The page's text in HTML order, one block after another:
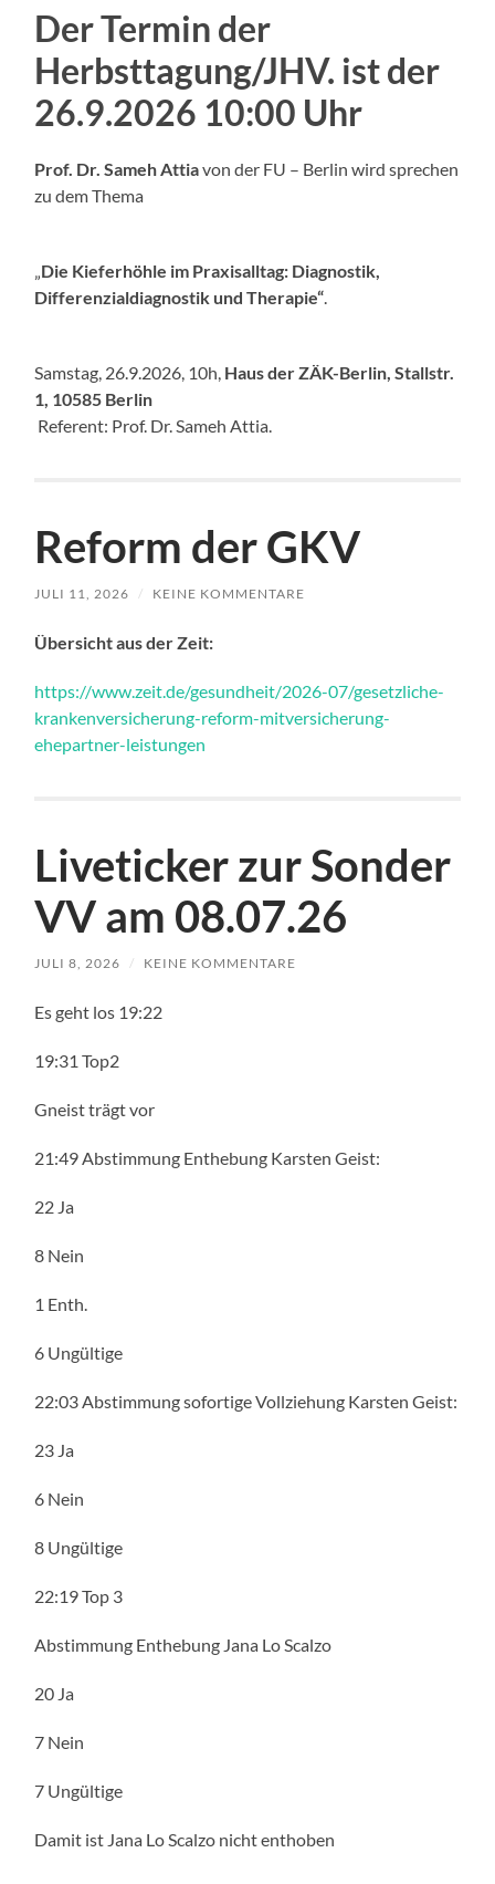
Der Termin der
Herbsttagung/JHV. ist der
26.9.2026 10:00 Uhr
Prof. Dr. Sameh Attiavon der FU – Berlin wird sprechen
zu dem Thema
Die Kieferhöhle im Praxisalltag: Diagnostik,
Differenzialdiagnostik und Therapie“
Samstag, 26.9.2026, 10h, Haus der ZÄK-Berlin, Stallstr.
1, 10585 Berlin
Referent: Prof. Dr. Sameh Attia.
Reform der GKV
JULI 11, 2026 / KEINE KOMMENTARE
Übersicht aus der Zeit:
https://www.zeit.de/gesundheit/2026-07/gesetzliche-
krankenversicherung-reform-mitversicherung-
ehepartner-leistungen
Liveticker zur Sonder
VV am 08.07.26
JULI 8, 2026 / KEINE KOMMENTARE
Es geht los 19:22
19:31 Top2
Gneist trägt vor
21:49 Abstimmung Enthebung Karsten Geist:
22 Ja
8 Nein
1 Enth.
6 Ungültige
22:03 Abstimmung sofortige Vollziehung Karsten Geist:
23 Ja
6 Nein
8 Ungültige
22:19 Top 3
Abstimmung Enthebung Jana Lo Scalzo
20 Ja
7 Nein
7 Ungültige
Damit ist Jana Lo Scalzo nicht enthoben